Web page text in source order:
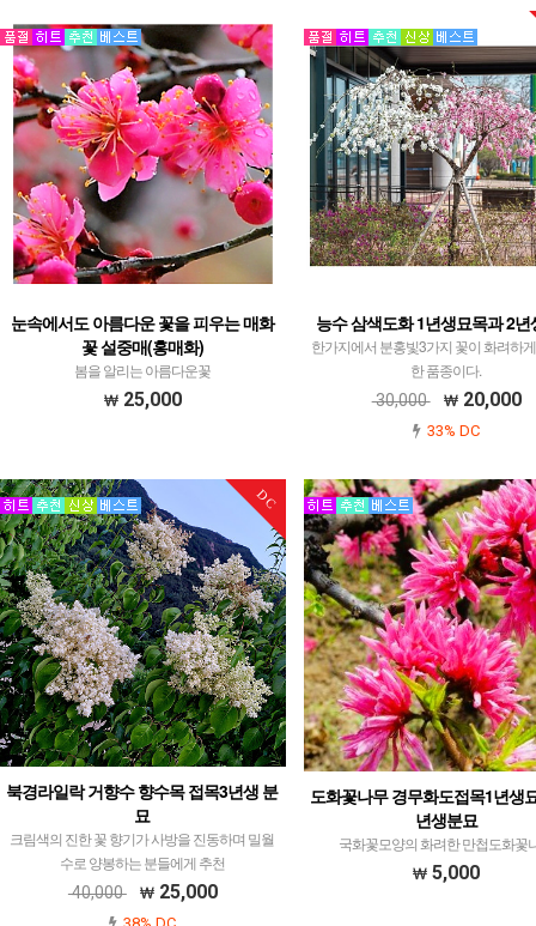
눈속에서도 아름다운 꽃을 피우는 매화
꽃 설중매(홍매화)
봄을 알리는 아름다운꽃
25,000
능수 삼색도화 1년생묘목과 2년
한가지에서 분홍빛3가지 꽃이 화려하
한 품종이다.
30,000 20,000
33% DC
DC
북경라일락 거향수 향수목 접목3년생 분
묘
크림색의 진한 꽃 향기가 사방을 진동하며 밀월
수로 양봉하는 분들에게 추천
40,000 25,000
도화꽃나무 경무화도접목1년생
년생분묘
국화꽃모양의 화려한 만첩도화꽃
5,000